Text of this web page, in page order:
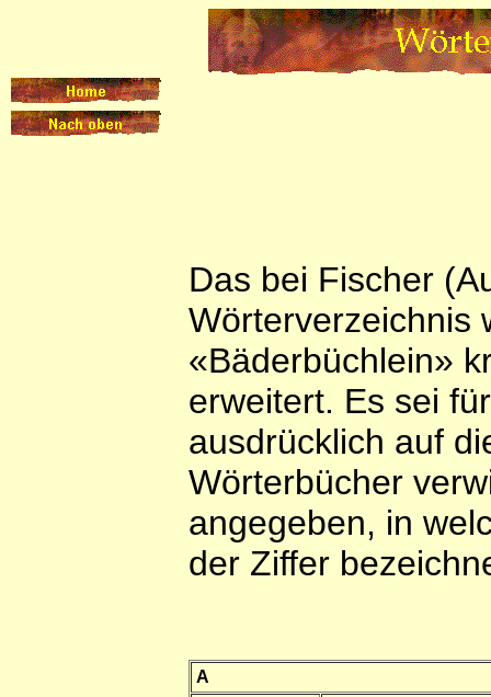
Das bei Fischer
Wörterverzeichnis
«Bäderbüchlein»
erweitert. Es sei
ausdrücklich auf
Wörterbücher
angegeben, in
der Ziffer
A